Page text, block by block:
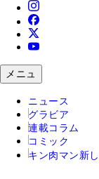
メニュ
ニュース
グラビア
連載コラム
コミック
キン肉マン 新